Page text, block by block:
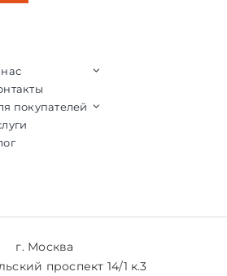
покупателей
г. Москва
проспект 14/1 к.3